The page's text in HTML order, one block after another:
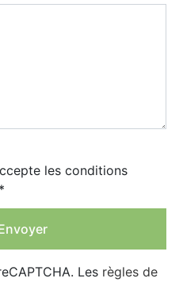
les conditions
Les règles de